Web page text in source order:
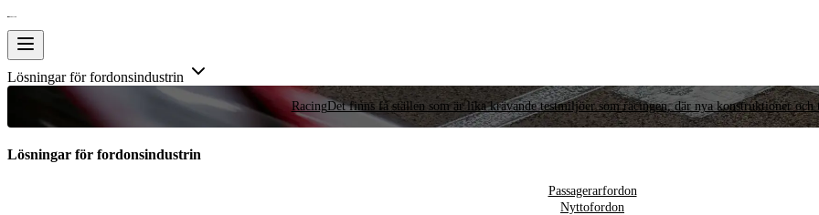
Lösningar för fordonsindustrin
RacingDet finns få ställen som är lika krävande testmiljöer som racingen, där nya konstruktioner och
Lösningar för fordonsindustrin
Passagerarfordon
Nyttofordon